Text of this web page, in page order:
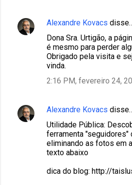
Alexandre Kovacs
Dona Sra. Urtigão, a
é mesmo para perder
Obrigado pela visita e
vinda.
2:16 PM, fevereiro 24,
Alexandre Kovacs
Utilidade Pública:
ferramenta "seguidores"
eliminando as fotos em
texto abaixo
dica do blog: http://